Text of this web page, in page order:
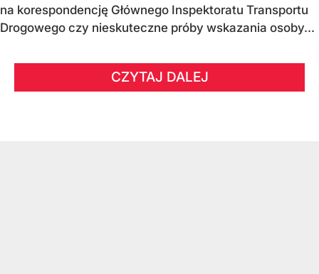
na korespondencję Głównego Inspektoratu Transportu
Drogowego czy nieskuteczne próby wskazania osoby...
CZYTAJ DALEJ